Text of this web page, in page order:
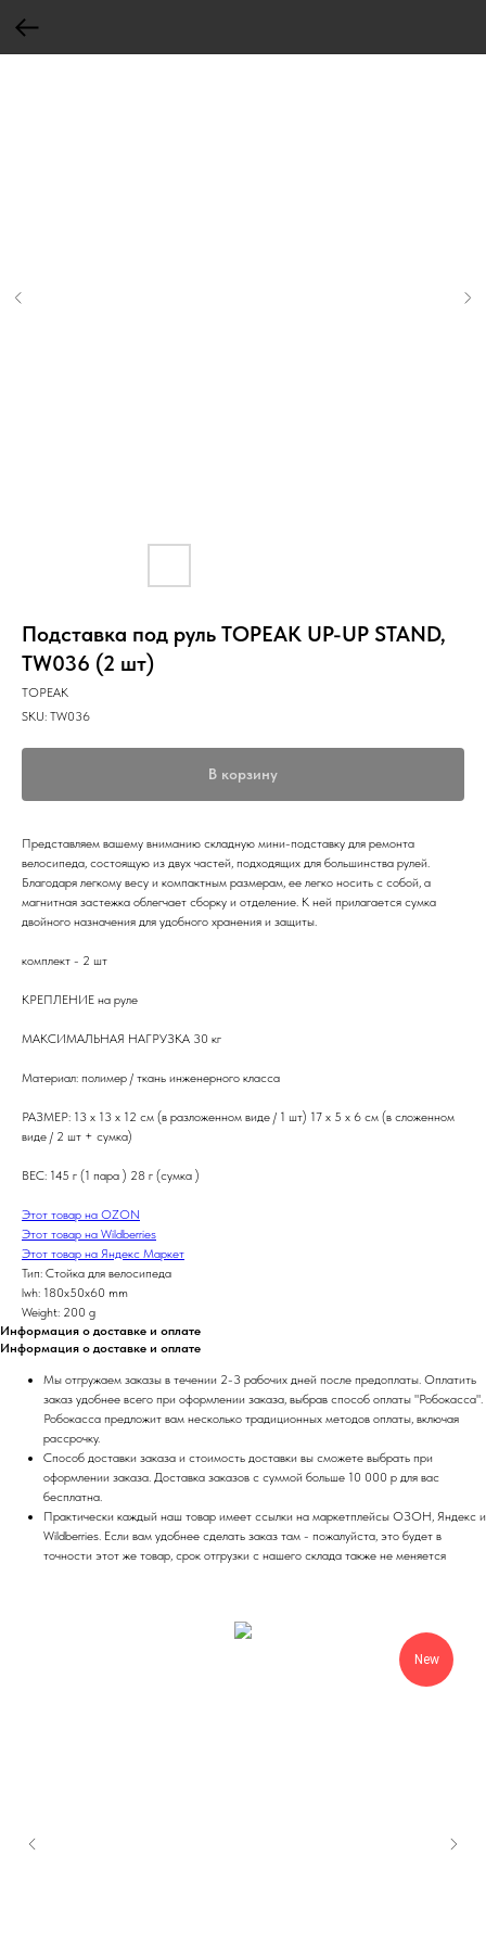
Подставка под руль TOPEAK UP-UP STAND,
TW036 (2 шт)
TOPEAK
SKU: TW036
В корзину
Представляем вашему вниманию складную мини-подставку для ремонта
велосипеда, состоящую из двух частей, подходящих для большинства рулей.
Благодаря легкому весу и компактным размерам, ее легко носить с собой, а
магнитная застежка облегчает сборку и отделение. К ней прилагается сумка
двойного назначения для удобного хранения и защиты.
комплект - 2 шт
КРЕПЛЕНИЕ на руле
МАКСИМАЛЬНАЯ НАГРУЗКА 30 кг
Материал: полимер / ткань инженерного класса
РАЗМЕР: 13 x 13 x 12 см (в разложенном виде / 1 шт) 17 x 5 x 6 см (в сложенном
виде / 2 шт + сумка)
ВЕС: 145 г (1 пара ) 28 г (сумка )
Этот товар на OZON
Этот товар на Wildberries
Этот товар на Яндекс Маркет
Тип: Стойка для велосипеда
lwh: 180x50x60 mm
Weight: 200 g
Информация о доставке и оплате
Информация о доставке и оплате
Мы отгружаем заказы в течении 2-3 рабочих дней после предоплаты. Оплатить
заказ удобнее всего при оформлении заказа, выбрав способ оплаты "Робокасса".
Робокасса предложит вам несколько традиционных методов оплаты, включая
рассрочку.
Способ доставки заказа и стоимость доставки вы сможете выбрать при
оформлении заказа. Доставка заказов с суммой больше 10 000 р для вас
бесплатна.
Практически каждый наш товар имеет ссылки на маркетплейсы ОЗОН, Яндекс и
Wildberries. Если вам удобнее сделать заказ там - пожалуйста, это будет в
точности этот же товар, срок отгрузки с нашего склада также не меняется
New